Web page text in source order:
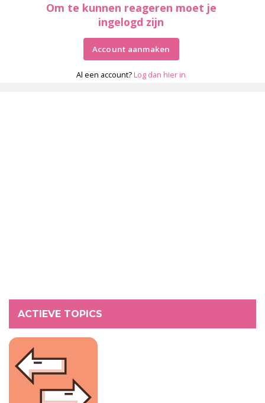
Om te kunnen reageren moet je
ingelogd zijn
Account aanmaken
Al een account? Log dan hier in
ACTIEVE TOPICS